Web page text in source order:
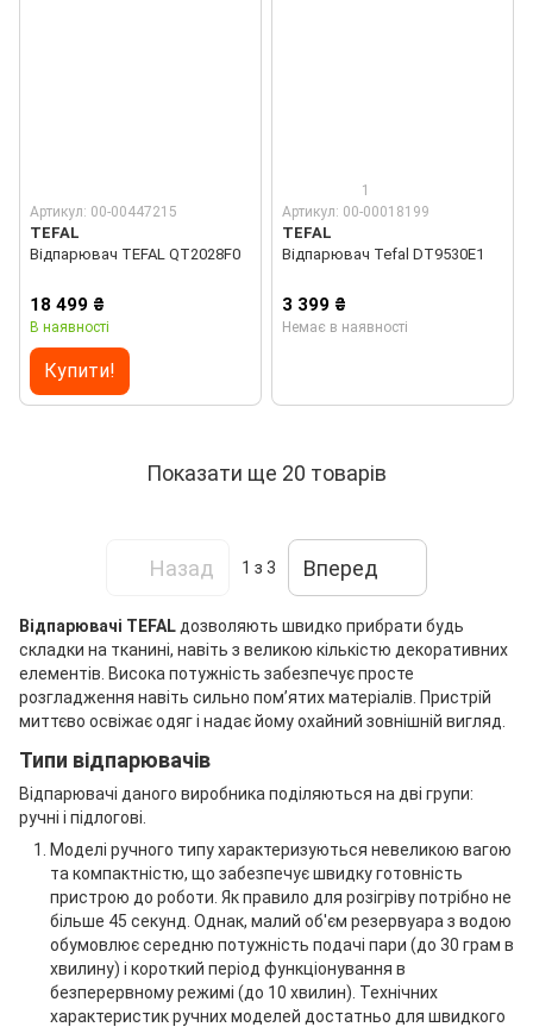
Артикул: 00-00447215
TEFAL
Відпарювач TEFAL QT2028F0
18 499 ₴
В наявності
Купити!
1
Артикул: 00-00018199
TEFAL
Відпарювач Tefal DT9530E1
3 399 ₴
Немає в наявності
Показати ще 20 товарів
Назад 1 з 3 Вперед
Відпарювачі TEFALдозволяють швидко прибрати будь
складки на тканині, навіть з великою кількістю декоративних
елементів. Висока потужність забезпечує просте
розгладження навіть сильно пом’ятих матеріалів. Пристрій
миттєво освіжає одяг і надає йому охайний зовнішній вигляд.
Типи відпарювачів
Відпарювачі даного виробника поділяються на дві групи:
ручні і підлогові.
Моделі ручного типу характеризуються невеликою вагою
та компактністю, що забезпечує швидку готовність
пристрою до роботи. Як правило для розігріву потрібно не
більше 45 секунд. Однак, малий об'єм резервуара з водою
обумовлює середню потужність подачі пари (до 30 грам в
хвилину) і короткий період функціонування в
безперервному режимі (до 10 хвилин). Технічних
характеристик ручних моделей достатньо для швидкого